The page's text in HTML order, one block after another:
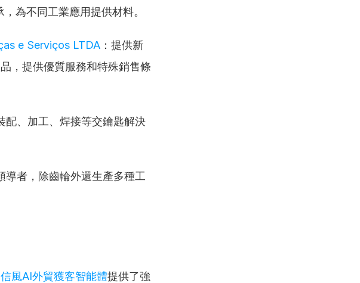
為不同工業應用提供材料。
e Serviços LTDA ：提供新
，提供優質服務和特殊銷售條
配、加工、焊接等交鑰匙解決
導者，除齒輪外還生產多種工
信風AI外貿獲客智能體提供了強